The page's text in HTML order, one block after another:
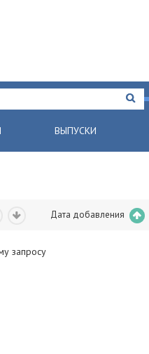
ВЫПУСКИ
Дата добавления
запросу